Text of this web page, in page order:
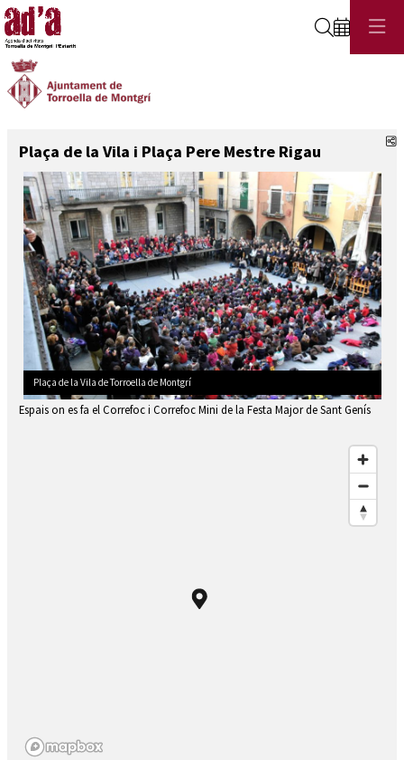
Cerca
Plaça de la Vila i Plaça Pere Mestre Rigau
Plaça de la Vila de Torroella de Montgrí
Diapositiva 3 de 4: Plaça de la Vila de Torroella de Montgrí
Espais on es fa el Correfoc i Correfoc Mini de la Festa Major de Sant Genís